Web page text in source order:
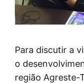
Para discutir a
o
região Agreste-